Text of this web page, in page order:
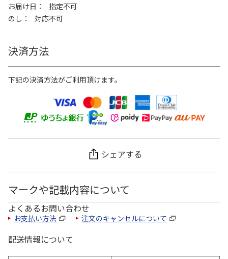
お届け日
指定不可
のし
対応不可
決済方法
下記の決済方法がご利用頂けます。
シェアする
マークや記載内容について
よくあるお問い合わせ
お支払い方法 注文のキャンセルについて
配送情報について